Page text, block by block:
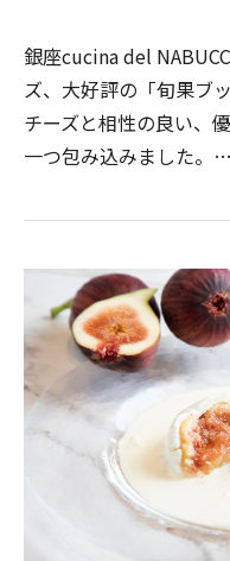
銀座cucina del
ズ、大好評の「旬果ブ
チーズと相性の良い、
一つ包み込みました。